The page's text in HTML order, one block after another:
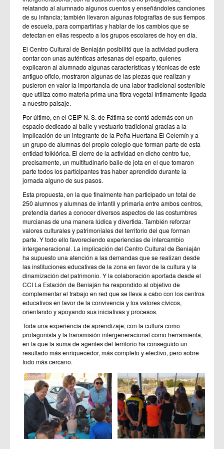
relatando al alumnado algunos cuentos y enseñándoles canciones
de su infancia; también llevaron algunas fotografías de sus tiempos
de escuela, para compartirlas y hablar de los cambios que se
detectan en ellas respecto a los grupos escolares de hoy en día.
El Centro Cultural de Beniaján posibilitó que la actividad pudiera
contar con unas auténticas artesanas del esparto, quienes
explicaron al alumnado algunas características y técnicas de este
antiguo oficio, mostraron algunas de las piezas que realizan y
pusieron en valor la importancia de una labor tradicional sostenible
que utiliza como materia prima una fibra vegetal íntimamente ligada
a nuestro paisaje.
Por último, en el CEIP N. S. de Fátima se contó además con un
espacio dedicado al baile y vestuario tradicional gracias a la
implicación de un integrante de la Peña Huertana El Celemín y a
un grupo de alumnas del propio colegio que forman parte de esta
entidad folklórica. El cierre de la actividad en dicho centro fue,
precisamente, un multitudinario baile de jota en el que tomaron
parte todos los participantes tras haber aprendido durante la
jornada alguno de sus pasos.
Esta propuesta, en la que finalmente han participado un total de
250 alumnos y alumnas de infantil y primaria entre ambos centros,
pretendía darles a conocer diversos aspectos de las costumbres
murcianas de una manera lúdica y divertida. También reforzar
valores culturales y patrimoniales del territorio del que forman
parte. Y todo ello favoreciendo experiencias de intercambio
intergeneracional. La implicación del Centro Cultural de Beniaján
ha supuesto una atención a las demandas que se realizan desde
las instituciones educativas de la zona en favor de la cultura y la
dinamización del patrimonio. Y la colaboración aportada desde el
CCI La Estación de Beniaján ha respondido al objetivo de
complementar el trabajo en red que se lleva a cabo con los centros
educativos en favor de la convivencia y los valores cívicos,
orientando y apoyando sus iniciativas y procesos.
Toda una experiencia de aprendizaje, con la cultura como
protagonista y la transmisión intergeneracional como herramienta,
en la que la suma de agentes del territorio ha conseguido un
resultado más enriquecedor, más completo y efectivo, pero sobre
todo más cercano.